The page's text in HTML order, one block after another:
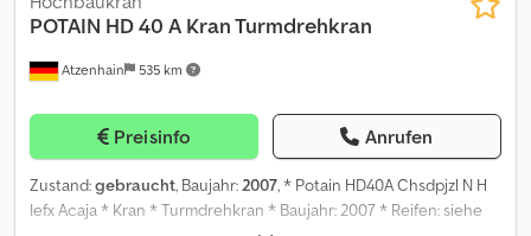
Atzenhain 535 km
POTAIN HD 40 A Kran Turmdrehkran
Preisinfo Anrufen
Zustand:gebraucht, Baujahr:2007, * Potain HD40A Chsdpjzl N H
Iefx Acaja * Kran * Turmdrehkran * Baujahr: 2007 * Reifen: siehe